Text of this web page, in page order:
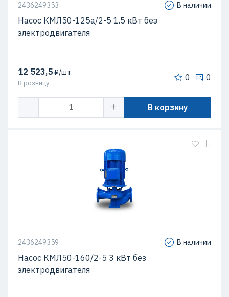
2436249353 В наличии
Насос КМЛ50-125а/2-5 1.5 кВт без
электродвигателя
12 523,5₽/шт.
В розницу
0 0
В корзину
2436249359 В наличии
Насос КМЛ50-160/2-5 3 кВт без
электродвигателя